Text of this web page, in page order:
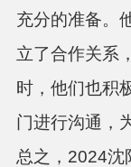
充分的准备。
立了合作关系
时，他们也积
门进行沟通，
总之， 2024沈